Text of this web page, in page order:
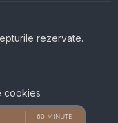
rezervate.
cookies
60 MINUTE